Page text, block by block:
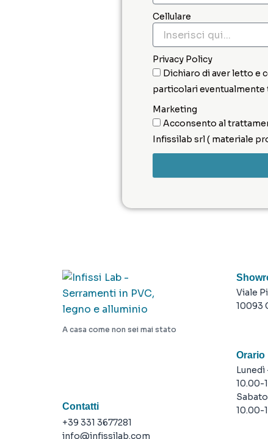
Cellulare
Privacy Policy
Dichiaro di aver letto e
particolari eventualmente
Marketing
Acconsento al
Infissilab srl ( materiale
A casa come non sei mai stato
Contatti
+39 331 3677281
info@infissilab.com
Viale
10093
Orario
Lunedì
10.00-
Sabato
10.00-